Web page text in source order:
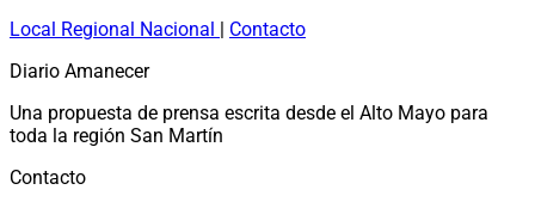
Local Regional Nacional | Contacto
Diario Amanecer
Una propuesta de prensa escrita desde el Alto Mayo para
toda la región San Martín
Contacto